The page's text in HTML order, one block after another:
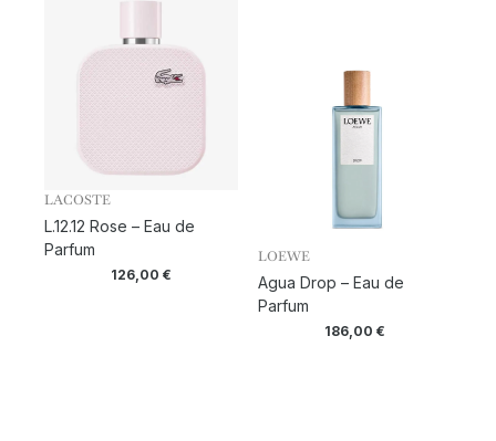
LACOSTE
L.12.12 Rose – Eau de
Parfum
126,00€
LOEWE
Agua Drop – Eau de
Parfum
186,00 €